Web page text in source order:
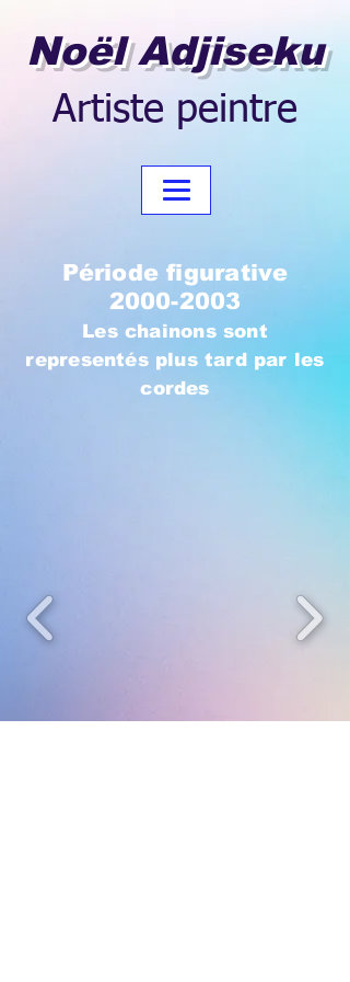
Noël Adjiseku
Artiste peintre
Période figurative
2000-2003
Les chainons sont
representés plus tard par les
cordes